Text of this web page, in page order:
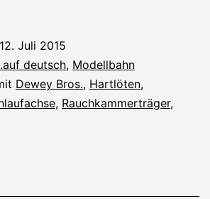
12. Juli 2015
deutsch, Modellbahn
Dewey Bros., Hartlöten,
, Rauchkammerträger,